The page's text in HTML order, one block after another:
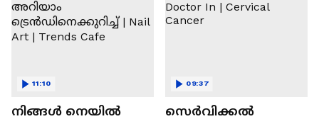
നിങ്ങൾ നെയിൽ
11:10
സെർവിക്കൽ
09:37